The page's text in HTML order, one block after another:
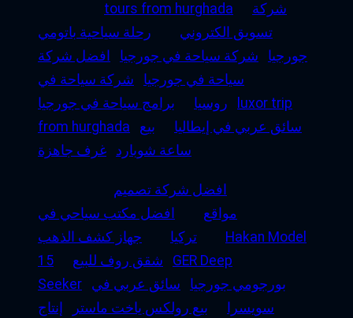
tours from hurghada
شركة
تسويق الكتروني
رحلة سياحية باتومي
جورجيا
شركة سياحة في جورجيا
افضل شركة
سياحة في جورجيا
شركة سياحة في
روسيا
برامج سياحة في جورجيا
luxor trip
from hurghada
سائق عربي في إيطاليا
بيع
ساعة شوبارد
غرف جاهزة
افضل شركة تصميم
مواقع
افضل مكتب سياحي في
تركيا
جهاز كشف الذهب
Hakan Model
15
شقق روف للبيع
GER Deep
Seeker
بورجومي جورجيا
سائق عربي في
سويسرا
بيع رولكس ياخت ماستر إنتاج